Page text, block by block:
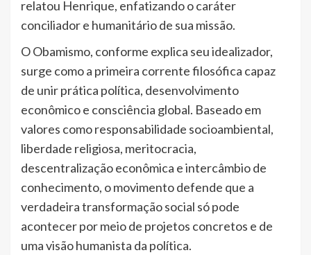
relatou Henrique, enfatizando o caráter
conciliador e humanitário de sua missão.
O Obamismo, conforme explica seu idealizador,
surge como a primeira corrente filosófica capaz
de unir prática política, desenvolvimento
econômico e consciência global. Baseado em
valores como responsabilidade socioambiental,
liberdade religiosa, meritocracia,
descentralização econômica e intercâmbio de
conhecimento, o movimento defende que a
verdadeira transformação social só pode
acontecer por meio de projetos concretos e de
uma visão humanista da política.